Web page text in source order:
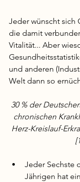
Jeder wünscht sich
die damit
Vitalität... Aber
und anderen
Welt dann so
30 % der
chronischen
Herz-Kreislauf-
Jeder Sechste
Jährigen hat